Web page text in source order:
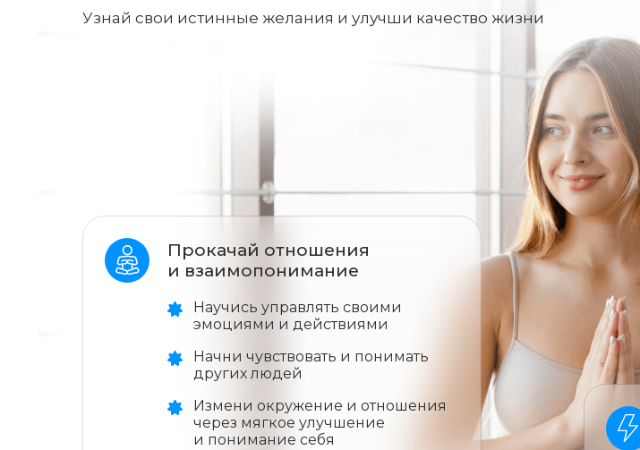
Узнай свои истинные желания и улучши качество жизни
Научись управлять своими
эмоциями и действиями
Прокачай отношения
и взаимопонимание
Начни чувствовать и понимать
других людей
Измени окружение и отношения
через мягкое улучшение
и понимание себя